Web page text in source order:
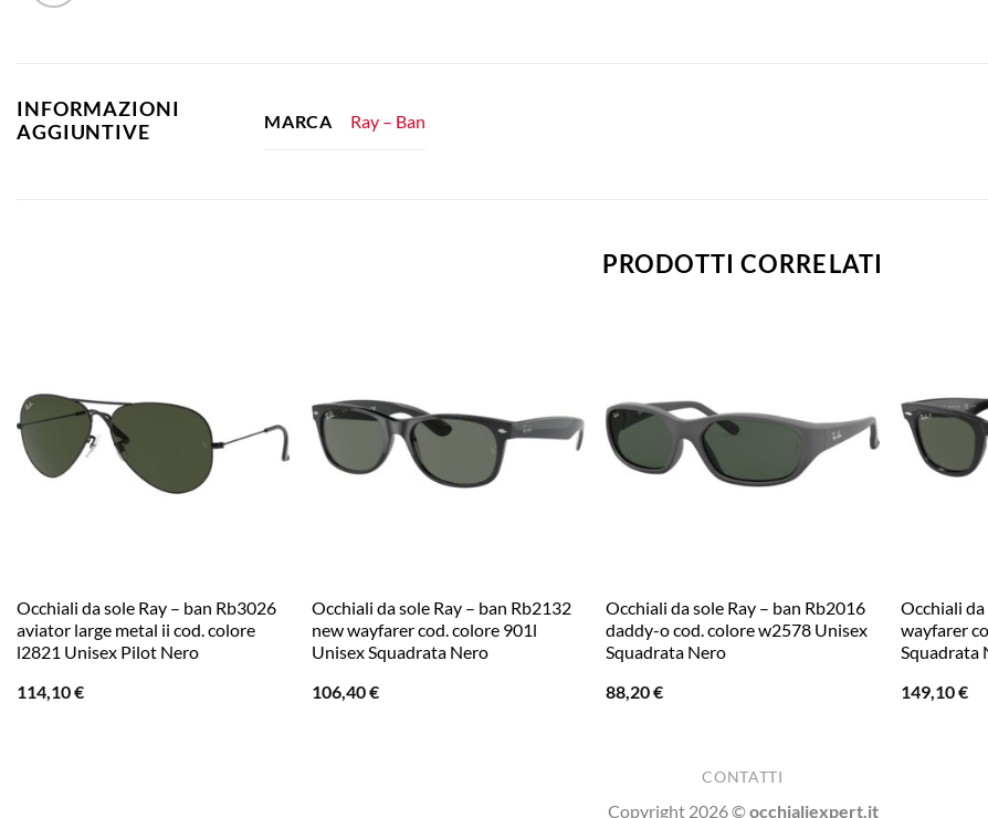
INFORMAZIONI
AGGIUNTIVE
MARCA Ray – Ban
PRODOTTI CORRELATI
Occhiali da sole Ray – ban Rb3026
aviator large metal ii cod. colore
l2821 Unisex Pilot Nero
114,10€
Occhiali da sole Ray – ban Rb2132
new wayfarer cod. colore 901l
Unisex Squadrata Nero
106,40€
Occhiali da sole Ray – ban Rb2016
daddy-o cod. colore w2578 Unisex
Squadrata Nero
88,20€
Occhiali da
wayfarer
Squadrata
149,10€
CONTATTI
Copyright 2026 ©occhialiexpert.it